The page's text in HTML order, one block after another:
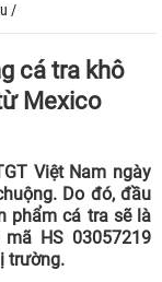
/
cá tra khô
Mexico
Việt Nam ngày
Do đó, đầu
phẩm cá tra sẽ là
HS 03057219
trường.